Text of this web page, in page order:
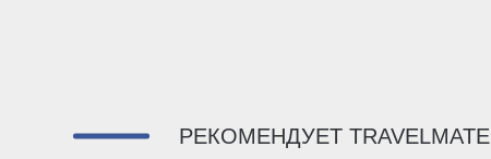
РЕКОМЕНДУЕТ TRAVELMATE